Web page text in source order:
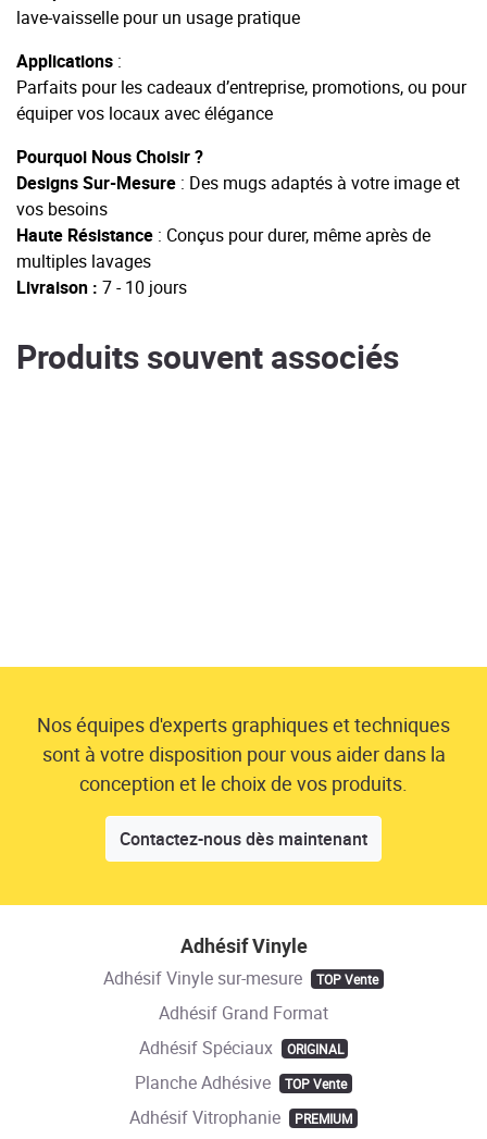
lave-vaisselle pour un usage pratique
Applications :
Parfaits pour les cadeaux d’entreprise, promotions, ou pour
équiper vos locaux avec élégance
Pourquoi Nous Choisir ?
Designs Sur-Mesure : Des mugs adaptés à votre image et
vos besoins
Haute Résistance : Conçus pour durer, même après de
multiples lavages
Livraison : 7 - 10 jours
Produits souvent associés
Nos équipes d'experts graphiques et techniques
sont à votre disposition pour vous aider dans la
conception et le choix de vos produits.
Contactez-nous dès maintenant
Adhésif Vinyle
Adhésif Vinyle sur-mesure TOP Vente
Adhésif Grand Format
Adhésif Spéciaux
ORIGINAL
Planche Adhésive TOP Vente
Adhésif Vitrophanie PREMIUM